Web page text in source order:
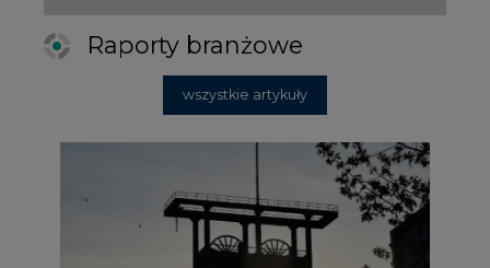
Raporty branżowe
wszystkie artykuły